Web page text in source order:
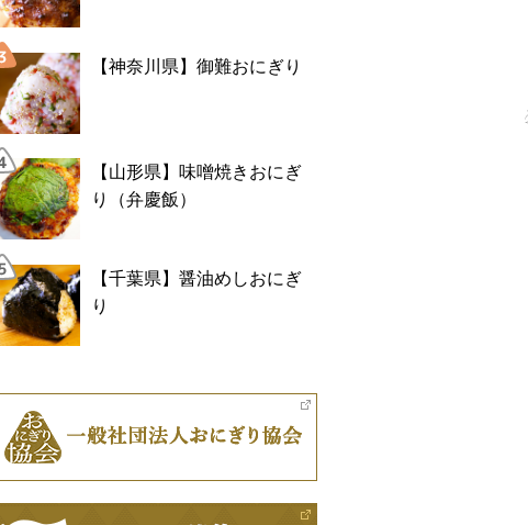
【神奈川県】御難おにぎり
【山形県】味噌焼きおにぎ
り（弁慶飯）
【千葉県】醤油めしおにぎ
り